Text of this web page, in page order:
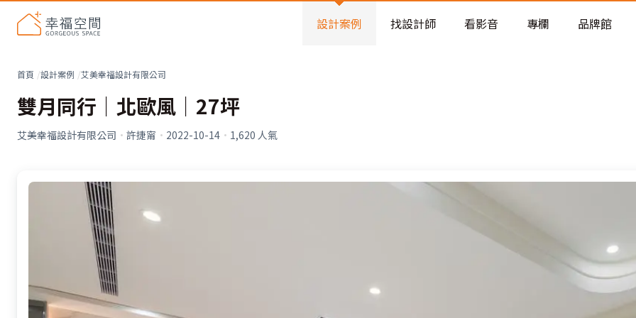
設計案例 找設計師 看影音 專欄 品牌館
首頁 設計案例 艾美幸福設計有限公司
雙月同行｜北歐風｜27坪
艾美幸福設計有限公司 · 許捷甯 · 2022-10-14 · 1,620 人氣